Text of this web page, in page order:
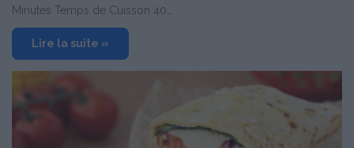
Minutes Temps de Cuisson 40…
Lire la suite »